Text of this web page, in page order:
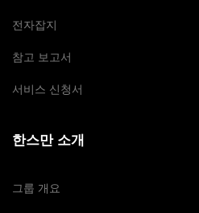
전자잡지
참고 보고서
서비스 신청서
한스만 소개
그룹 개요